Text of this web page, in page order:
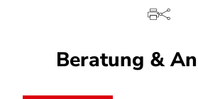
Beratung &